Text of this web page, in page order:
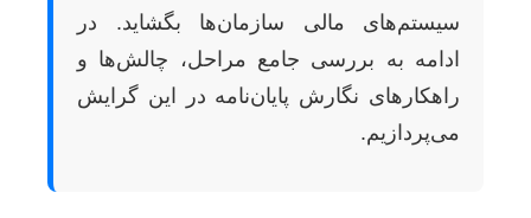
سیستم‌های مالی سازمان‌ها بگشاید. در
ادامه به بررسی جامع مراحل، چالش‌ها و
راهکارهای نگارش پایان‌نامه در این گرایش
می‌پردازیم.